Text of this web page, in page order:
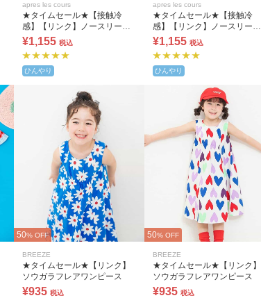
apres les cours
★タイムセール★【接触冷
感】【リンク】ノースリーブ
プリーツナンバリングワンピ
ース
¥1,155 税込
ひんやり
apres les cours
★タイムセール★【接触冷
感】【リンク】ノースリーブ
プリーツナンバリングワンピ
ース
¥1,155 税込
ひんやり
50% OFF
BREEZE
★タイムセール★【リンク】
ソウガラフレアワンピース
¥935 税込
50% OFF
BREEZE
★タイムセール★【リンク】
ソウガラフレアワンピース
¥935 税込